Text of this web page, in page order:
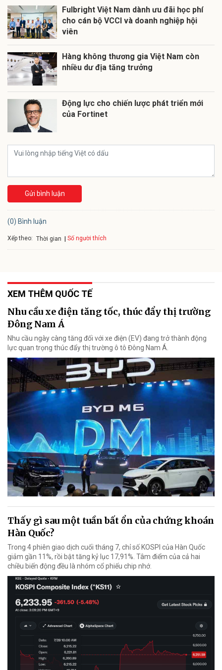
Fulbright Việt Nam dành ưu đãi học phí
cho cán bộ VCCI và doanh nghiệp hội
viên
Hàng không thương gia Việt Nam còn
nhiều dư địa tăng trưởng
Động lực cho chiến lược phát triển mới
của Fortinet
Gửi bình luận
(0) Bình luận
Xếp theo: Thời gian Số người thích
XEM THÊM QUỐC TẾ
Nhu cầu xe điện tăng tốc, thúc đẩy thị trường
Đông Nam Á
Nhu cầu ngày càng tăng đối với xe điện (EV) đang trở thành động
lực quan trọng thúc đẩy thị trường ô tô Đông Nam Á.
Thấy gì sau một tuần bất ổn của chứng khoán
Hàn Quốc?
Trong 4 phiên giao dịch cuối tháng 7, chỉ số KOSPI của Hàn Quốc
giảm gần 11%, rồi bật tăng kỷ lục 17,91%. Tâm điểm của cả hai
chiều biến động đều là nhóm cổ phiếu chip nhớ.